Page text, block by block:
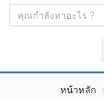
หน้าหลัก